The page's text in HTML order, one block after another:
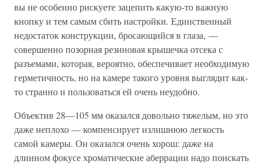
вы не особенно рискуете зацепить какую-то важную
кнопку и тем самым сбить настройки. Единственный
недостаток конструкции, бросающийся в глаза, —
совершенно позорная резиновая крышечка отсека с
разъемами, которая, вероятно, обеспечивает необходимую
герметичность, но на камере такого уровня выглядит как-
то странно и пользоваться ей очень неудобно.
Объектив 28—105 мм оказался довольно тяжелым, но это
даже неплохо — компенсирует излишнюю легкость
самой камеры. Он оказался очень хорош: даже на
длинном фокусе хроматические аберрации надо поискать